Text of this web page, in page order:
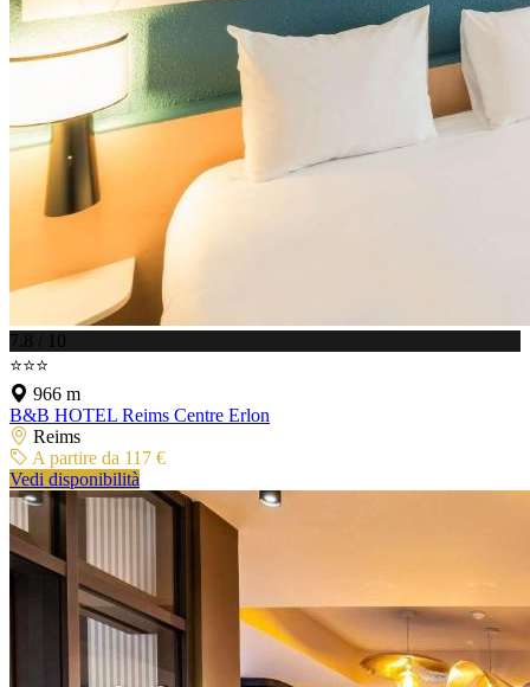
7.8 / 10
⭐⭐⭐
966 m
B&B HOTEL Reims Centre Erlon
Reims
A partire da 117 €
Vedi disponibilità